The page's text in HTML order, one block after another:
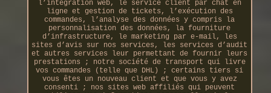
l’intégration web, le service client par chat en
ligne et gestion de tickets, l’exécution des
commandes, l’analyse des données y compris la
personnalisation des données, la fourniture
d’infrastructure, le marketing par e-mail, les
sites d’avis sur nos services, les services d’audit
et autres services leur permettant de fournir leurs
prestations ; notre société de transport qui livre
vos commandes (telle que DHL) ; certains tiers si
vous êtes un nouveau client et que vous y avez
consenti ; nos sites web affiliés qui peuvent